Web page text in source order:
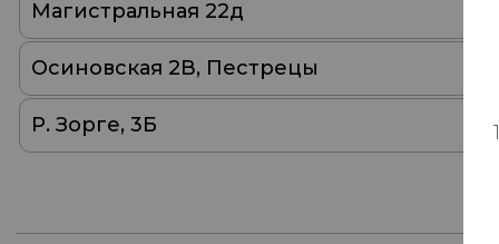
Магистральная 22д
Осиновская 2В, Пестрецы
Р. Зорге, 3Б